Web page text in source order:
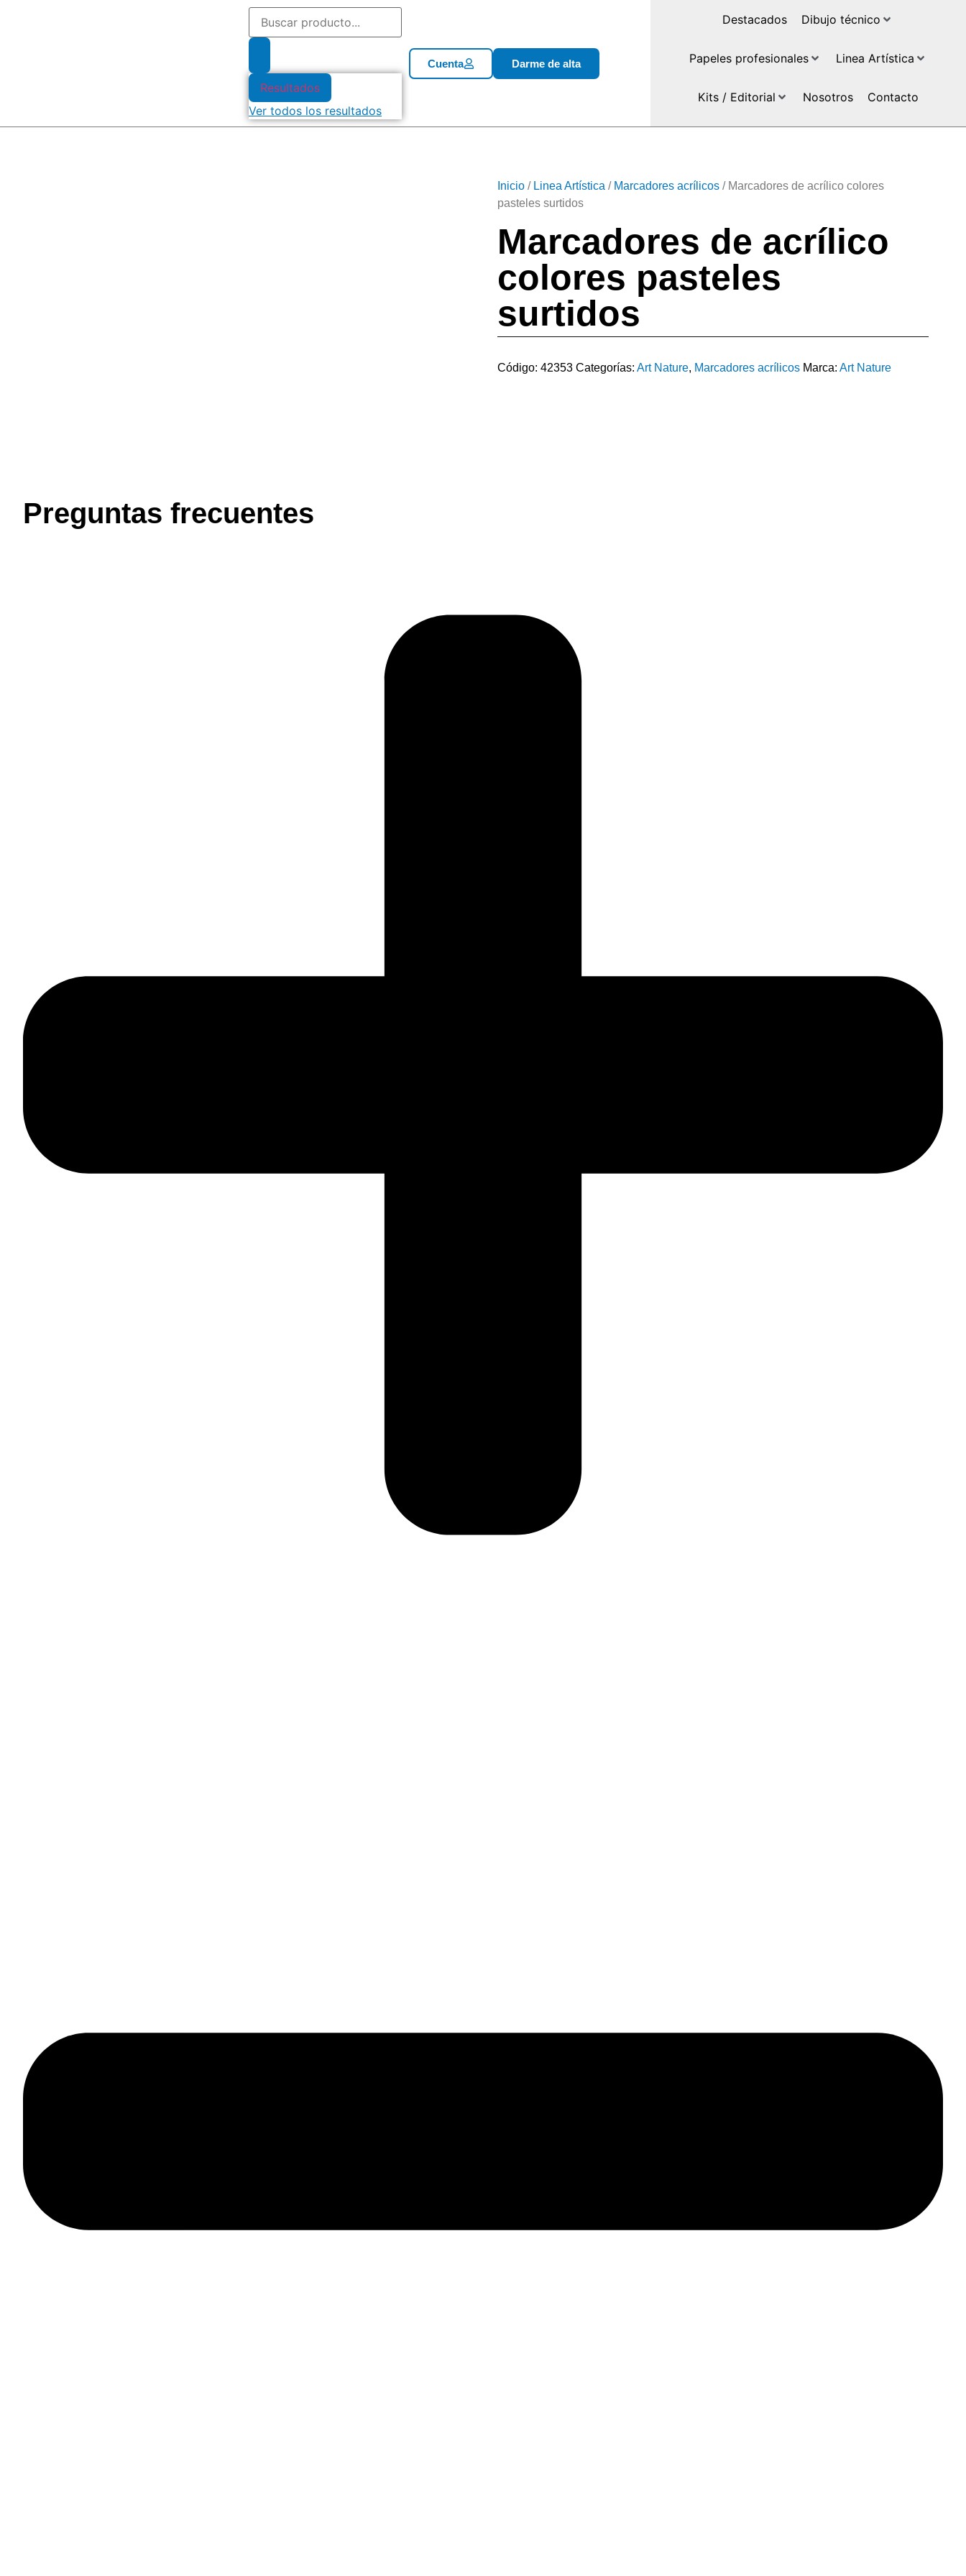
Resultados
Ver todos los resultados
Cuenta Darme de alta
Destacados Dibujo técnico
Papeles profesionales Linea Artística
Kits / Editorial Nosotros Contacto
Inicio / Linea Artística / Marcadores acrílicos / Marcadores de acrílico colores
pasteles surtidos
Marcadores de acrílico
colores pasteles
surtidos
Código: 42353 Categorías: Art Nature, Marcadores acrílicos Marca: Art Nature
Preguntas frecuentes